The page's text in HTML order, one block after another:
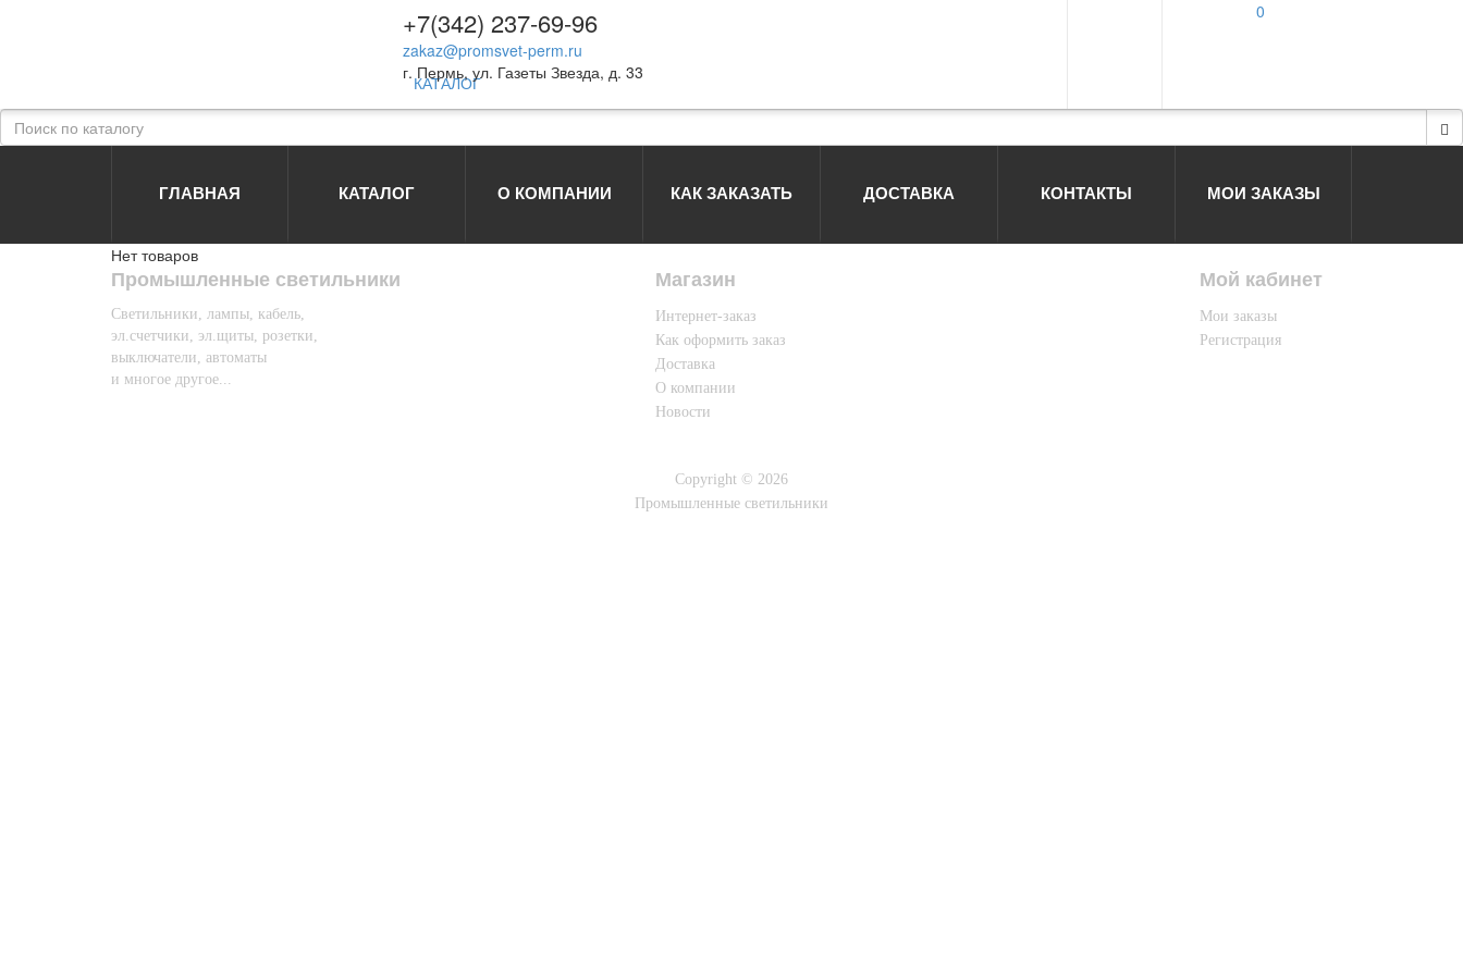
+7(342) 237-69-96
zakaz@promsvet-perm.ru
г. Пермь, ул. Газеты Звезда, д. 33
КАТАЛОГ
0
ГЛАВНАЯ КАТАЛОГ О КОМПАНИИ КАК ЗАКАЗАТЬ ДОСТАВКА КОНТАКТЫ МОИ ЗАКАЗЫ
Нет товаров
Промышленные светильники
Светильники, лампы, кабель,
эл.счетчики, эл.щиты, розетки,
выключатели, автоматы
и многое другое...
Магазин
Интернет-заказ
Как оформить заказ
Доставка
О компании
Новости
Мой кабинет
Мои заказы
Регистрация
Copyright © 2026
Промышленные светильники